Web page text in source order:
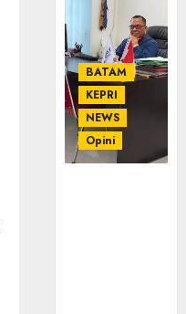
BATAM
KEPRI
NEWS
Opini